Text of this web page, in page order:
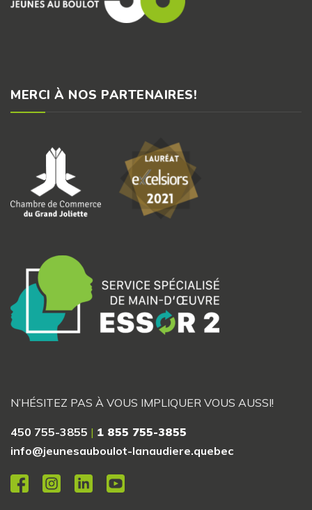
MERCI À NOS PARTENAIRES!
N’HÉSITEZ PAS À VOUS IMPLIQUER VOUS AUSSI!
450 755-3855 | 1 855 755-3855
info@jeunesauboulot-lanaudiere.quebec